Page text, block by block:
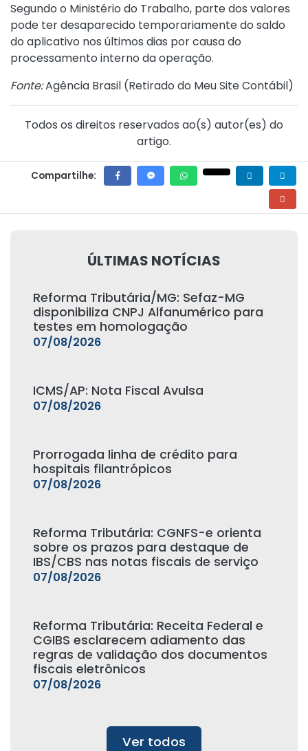
Segundo o Ministério do Trabalho, parte dos valores
pode ter desaparecido temporariamente do saldo
do aplicativo nos últimos dias por causa do
processamento interno da operação.
Fonte:Agência Brasil (Retirado do Meu Site Contábil)
Todos os direitos reservados ao(s) autor(es) do
artigo.
Compartilhe:
ÚLTIMAS NOTÍCIAS
Reforma Tributária/MG: Sefaz-MG
disponibiliza CNPJ Alfanumérico para
testes em homologação
07/08/2026
ICMS/AP: Nota Fiscal Avulsa
07/08/2026
Prorrogada linha de crédito para
hospitais filantrópicos
07/08/2026
Reforma Tributária: CGNFS-e orienta
sobre os prazos para destaque de
IBS/CBS nas notas fiscais de serviço
07/08/2026
Reforma Tributária: Receita Federal e
CGIBS esclarecem adiamento das
regras de validação dos documentos
fiscais eletrônicos
07/08/2026
Ver todos